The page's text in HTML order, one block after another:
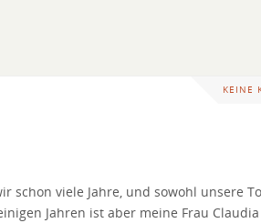
KEINE
schon viele Jahre, und sowohl unsere
Jahren ist aber meine Frau